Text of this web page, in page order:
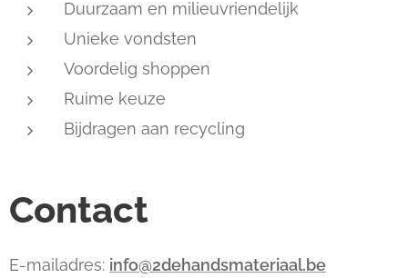
Duurzaam en milieuvriendelijk
Unieke vondsten
Voordelig shoppen
Ruime keuze
Bijdragen aan recycling
Contact
E-mailadres: info@2dehandsmateriaal.be